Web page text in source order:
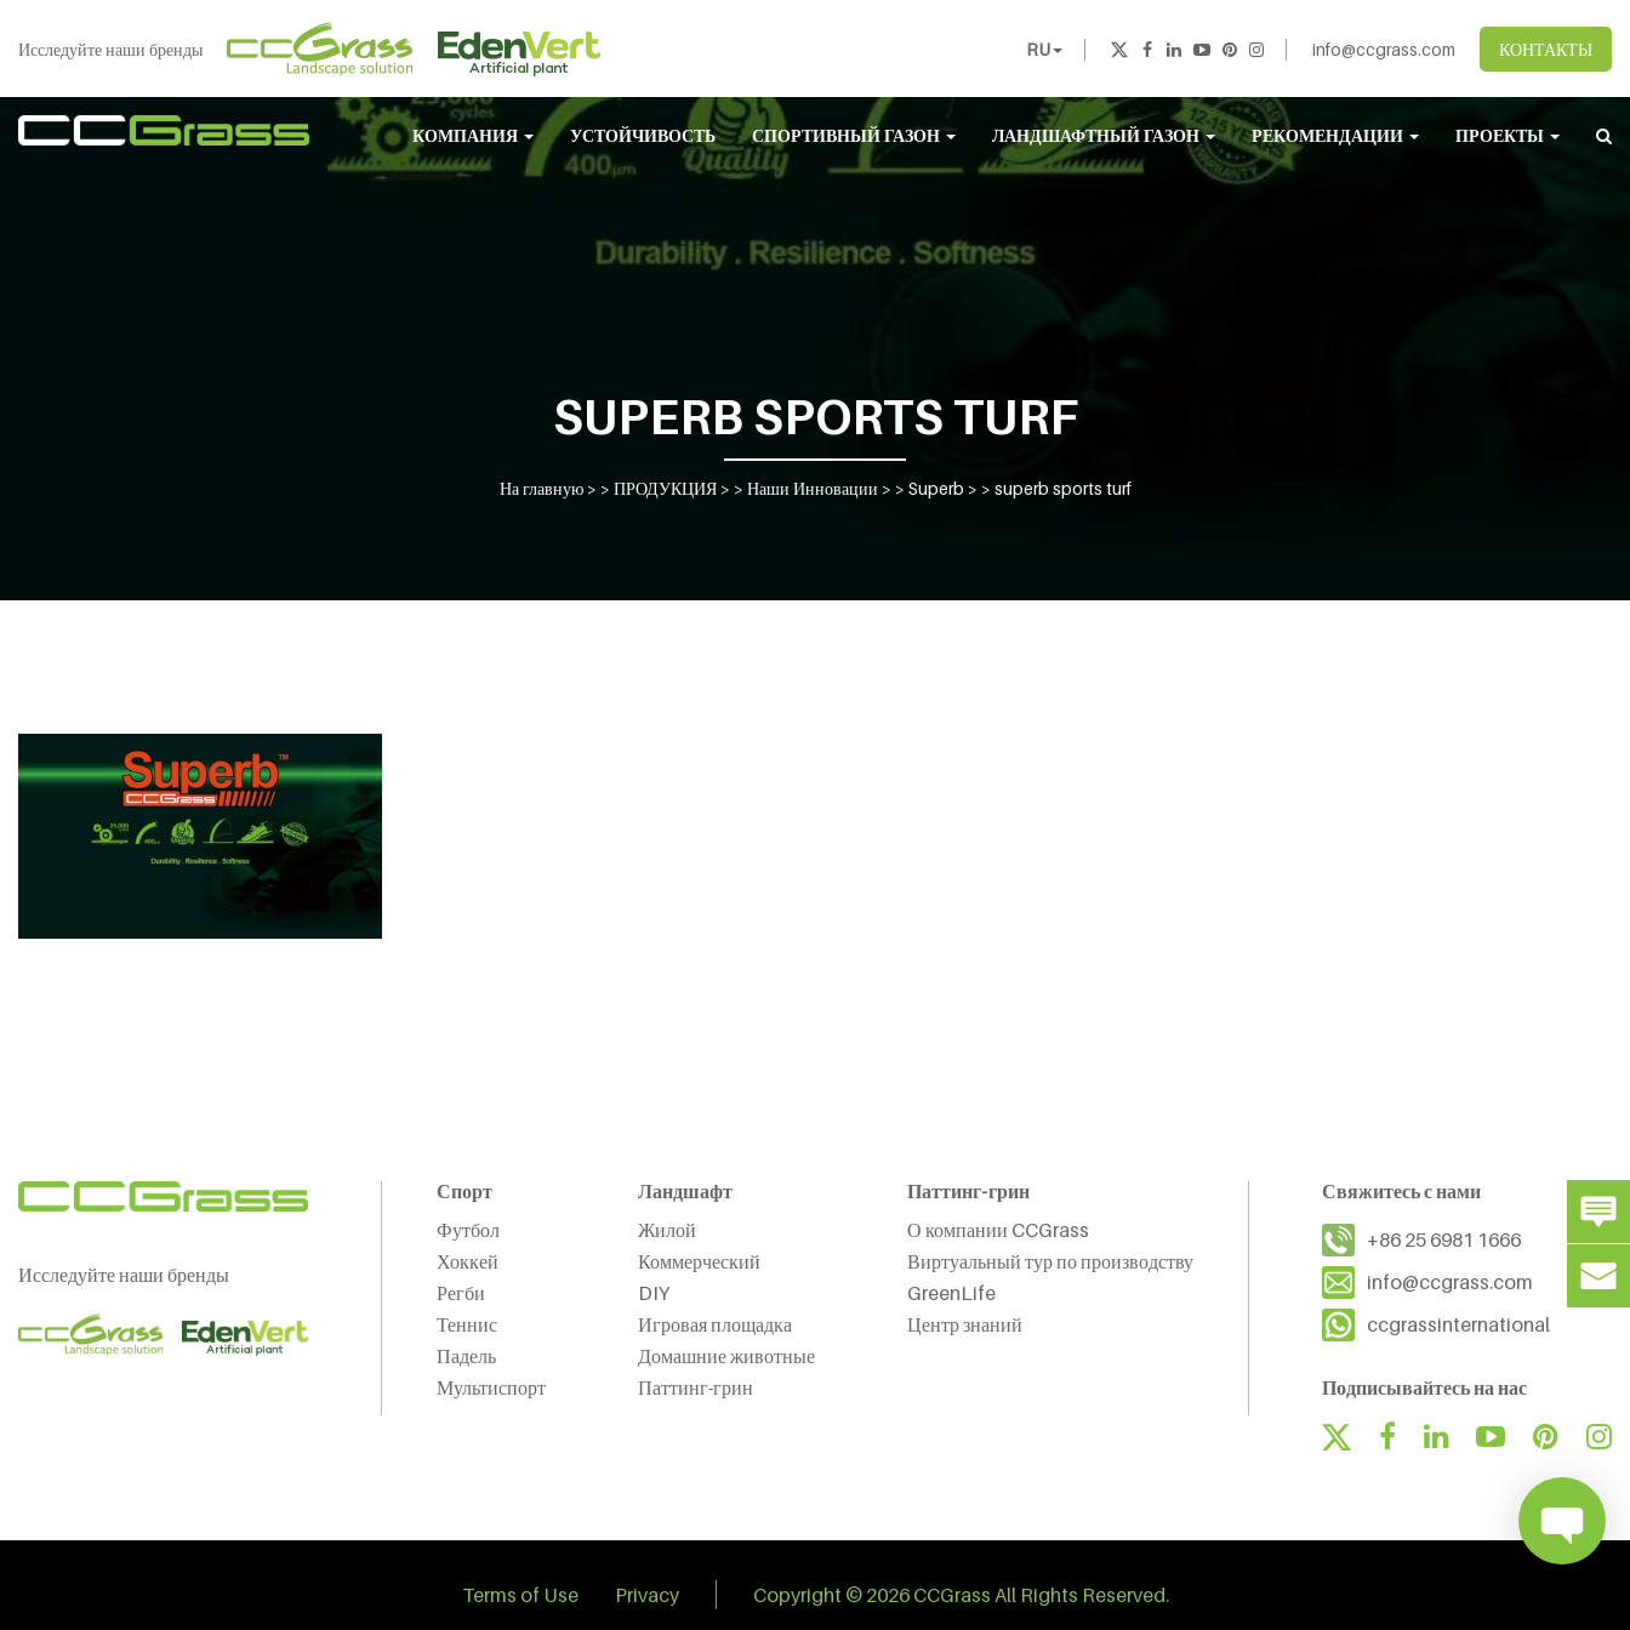
Исследуйте наши бренды RU info@ccgrass.com КОНТАКТЫ
КОМПАНИЯ УСТОЙЧИВОСТЬ СПОРТИВНЫЙ ГАЗОН ЛАНДШАФТНЫЙ ГАЗОН РЕКОМЕНДАЦИИ ПРОЕКТЫ
SUPERB SPORTS TURF
На главную> > ПРОДУКЦИЯ> > Наши Инновации > > Superb > > superb sports turf
Исследуйте наши бренды
Спорт
Футбол
Хоккей
Регби
Теннис
Падель
Мультиспорт
Ландшафт
Жилой
Коммерческий
DIY
Игровая площадка
Домашние животные
Паттинг-грин
Паттинг-грин
О компании CCGrass
Виртуальный тур по производству
GreenLife
Центр знаний
Свяжитесь с нами
+86 25 6981 1666
info@ccgrass.com
ccgrassinternational
Подписывайтесь на нас
Terms of Use Privacy Copyright © 2026 CCGrass All Rights Reserved.